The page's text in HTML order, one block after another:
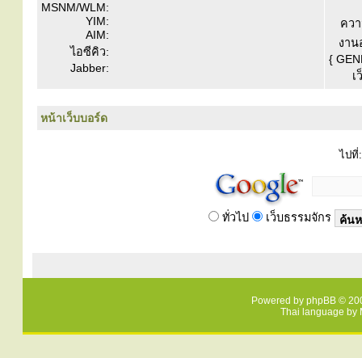
MSNM/WLM:
YIM:
AIM:
ไอซีคิว:
Jabber:
คว
งาน
{
เ
หน้าเว็บบอร์ด
ไปที่:
ทั่วไป เว็บธรรมจักร
Powered by phpBB ©
Thai language by